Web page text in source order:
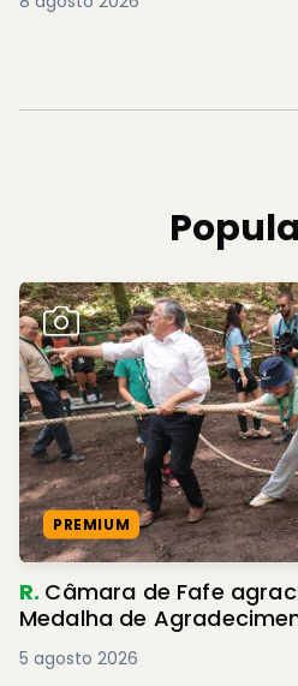
PREMIUM
R. Câmara de Fafe
Medalha de
5 agosto 2026